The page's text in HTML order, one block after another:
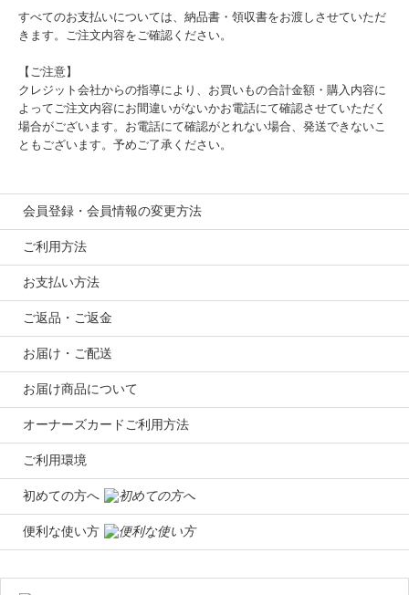
すべてのお支払いについては、納品書・領収書をお渡しさせていただ
きます。ご注文内容をご確認ください。
【ご注意】
クレジット会社からの指導により、お買いもの合計金額・購入内容に
よってご注文内容にお間違いがないかお電話にて確認させていただく
場合がございます。お電話にて確認がとれない場合、発送できないこ
ともございます。予めご了承ください。
会員登録・会員情報の変更方法
ご利用方法
お支払い方法
ご返品・ご返金
お届け・ご配送
お届け商品について
オーナーズカードご利用方法
ご利用環境
初めての方へ
便利な使い方